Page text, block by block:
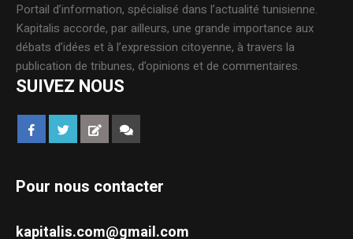
Portail d’information, spécialisé dans l’actualité tunisienne.
Kapitalis accorde, par ailleurs, une grande importance aux
débats d’idées et à l’expression citoyenne, à travers la
publication de tribunes, d’opinions et de commentaires.
SUIVEZ NOUS
Pour nous contacter
kapitalis.com@gmail.com